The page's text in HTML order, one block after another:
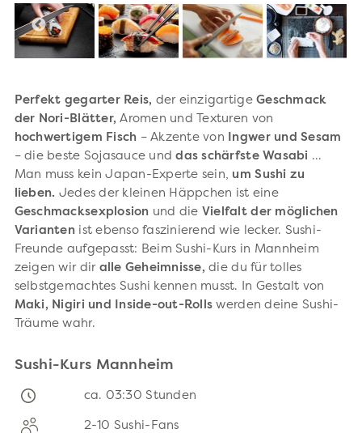
Perfekt gegarter Reis, der einzigartigeGeschmack
der Nori-Blätter, Aromen und Texturen von
hochwertigem Fisch – Akzente von
Ingwer und Sesam
– die beste Sojasauce unddas schärfste Wasabi ...
Man muss kein Japan-Experte sein, um Sushi zu
lieben. Jedes der kleinen Häppchen ist eine
Geschmacksexplosion und die Vielfalt der möglichen
Variantenist ebenso faszinierend wie lecker. Sushi-
Freunde aufgepasst: Beim Sushi-Kurs in Mannheim
zeigen wir dir alle Geheimnisse, die du für tolles
selbstgemachtes Sushi kennen musst. In Gestalt von
Maki, Nigiri und Inside-out-Rolls werden deine Sushi-
Träume wahr.
Sushi-Kurs Mannheim
ca. 03:30 Stunden
2-10 Sushi-Fans